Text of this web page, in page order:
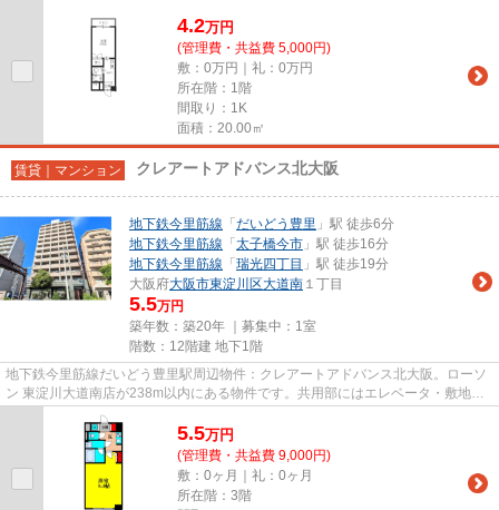
4.2万円
(管理費・共益費 5,000円)
敷：0万円｜礼：0万円
所在階：1階
間取り：1K
面積：20.00㎡
賃貸｜マンション クレアートアドバンス北大阪
地下鉄今里筋線 「 だいどう豊里 」駅 徒歩6分
地下鉄今里筋線 「 太子橋今市 」駅 徒歩16分
地下鉄今里筋線 「 瑞光四丁目 」駅 徒歩19分
大阪府大阪市東淀川区大道南 １丁目
5.5万円
築年数：築20年 ｜募集中： 1室
階数：12階建 地下1階
地下鉄今里筋線だいどう豊里駅周辺物件：クレアートアドバンス北大阪。ローソ
ン 東淀川大道南店が238m以内にある物件です。共用部にはエレベータ・敷地内
ごみ置き場などが揃っておりま...
5.5万円
(管理費・共益費 9,000円)
敷：0ヶ月｜礼：0ヶ月
所在階：3階